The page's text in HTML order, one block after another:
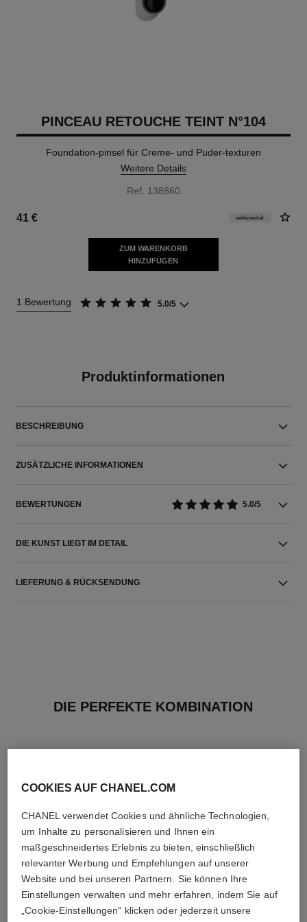
PINCEAU RETOUCHE TEINT N°104
Foundation-pinsel für Creme- und Puder-texturen
Weitere Details
Ref. 138860
41 € exklusivität
ZUM WARENKORB
HINZUFÜGEN
1 Bewertung 5.0/5
Produktinformationen
BESCHREIBUNG
ZUSÄTZLICHE INFORMATIONEN
BEWERTUNGEN 5.0/5
DIE KUNST LIEGT IM DETAIL
LIEFERUNG & RÜCKSENDUNG
DIE PERFEKTE KOMBINATION
COOKIES AUF CHANEL.COM
CHANEL verwendet Cookies und ähnliche Technologien,
um Inhalte zu personalisieren und Ihnen ein
maßgeschneidertes Erlebnis zu bieten, einschließlich
relevanter Werbung und Empfehlungen auf unserer
Website und bei unseren Partnern. Sie können Ihre
Einstellungen verwalten und mehr erfahren, indem Sie auf
„Cookie-Einstellungen“ klicken oder jederzeit unsere